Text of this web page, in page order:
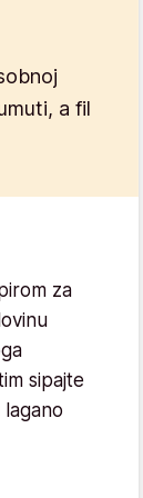
a fil
za
sipajte